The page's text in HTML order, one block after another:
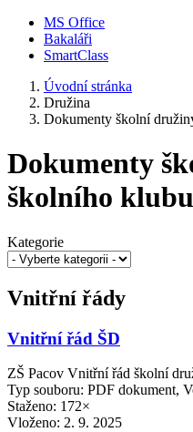
MS Office
Bakaláři
SmartClass
Úvodní stránka
Družina
Dokumenty školní
Dokumenty
školního klubu
Kategorie
Vnitřní řády
Vnitřní řád ŠD
ZŠ Pacov Vnitřní řád školní
Typ souboru: PDF dokument,
Staženo: 172×
Vloženo: 2. 9. 2025